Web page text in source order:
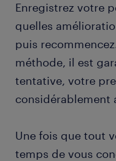
Enregistrez votre
quelles
puis
méthode, il est
tentative, votre
considérablement
Une fois que tout
temps de vous